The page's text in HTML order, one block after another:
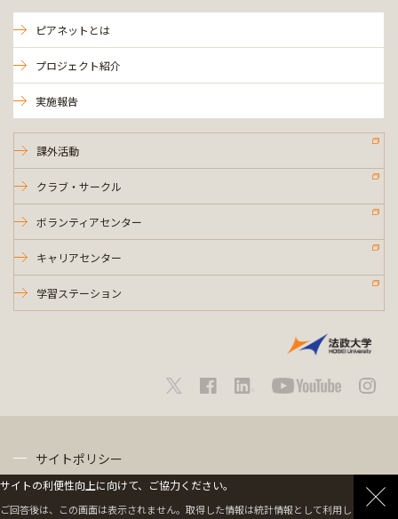
ピアネットとは
プロジェクト紹介
実施報告
課外活動
クラブ・サークル
ボランティアセンター
キャリアセンター
学習ステーション
サイトポリシー
サイトの利便性向上に向けて、ご協力ください。
ご回答後は、この画面は表示されません。取得した情報は統計情報として利用します。